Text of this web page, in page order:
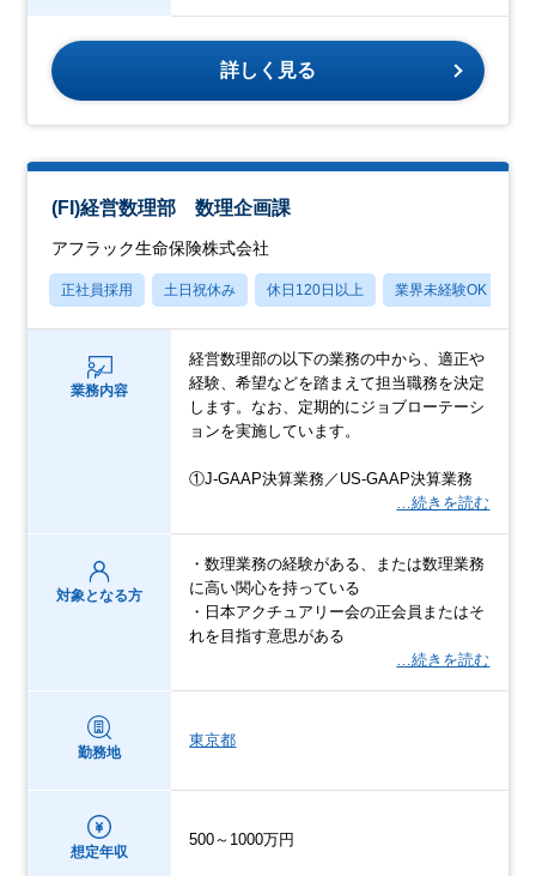
詳しく見る
(FI)経営数理部 数理企画課
アフラック生命保険株式会社
正社員採用 土日祝休み 休日120日以上 業界未経験OK
業務内容
経営数理部の以下の業務の中から、適正や
経験、希望などを踏まえて担当職務を決定
します。なお、定期的にジョブローテーシ
ョンを実施しています。
①J-GAAP決算業務／US-GAAP決算業務
…続きを読む
対象となる方
・数理業務の経験がある、または数理業務
に高い関心を持っている
・日本アクチュアリー会の正会員またはそ
れを目指す意思がある
…続きを読む
勤務地
東京都
想定年収
500～1000万円